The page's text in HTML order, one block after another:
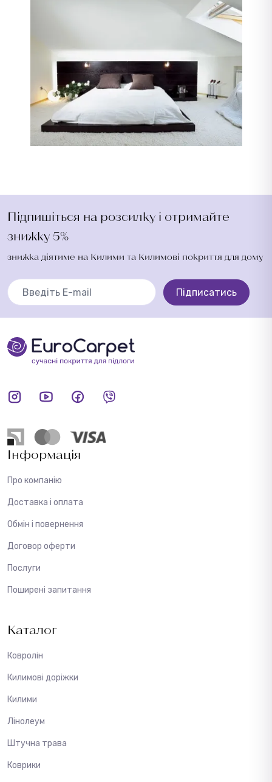
Підпишіться на розсилку і отримайте
знижку 5%
знижка діятиме на Килими та Килимові покриття для дому
Підписатись
Інформація
Про компанію
Доставка і оплата
Обмін і повернення
Договор оферти
Послуги
Поширені запитання
Каталог
Ковролін
Килимові доріжки
Килими
Лінолеум
Штучна трава
Коврики